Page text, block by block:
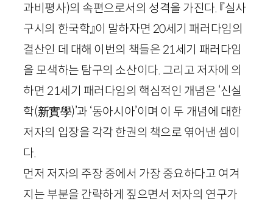
과비평사)의 속편으로서의 성격을 가진다. 『실사
구시의 한국학』이 말하자면 20세기 패러다임의
결산인 데 대해 이번의 책들은 21세기 패러다임
을 모색하는 탐구의 소산이다. 그리고 저자에 의
하면 21세기 패러다임의 핵심적인 개념은 ‘신실
학(新實學)’과 ‘동아시아’이며 이 두 개념에 대한
저자의 입장을 각각 한권의 책으로 엮어낸 셈이
다.
먼저 저자의 주장 중에서 가장 중요하다고 여겨
지는 부분을 간략하게 짚으면서 저자의 연구가